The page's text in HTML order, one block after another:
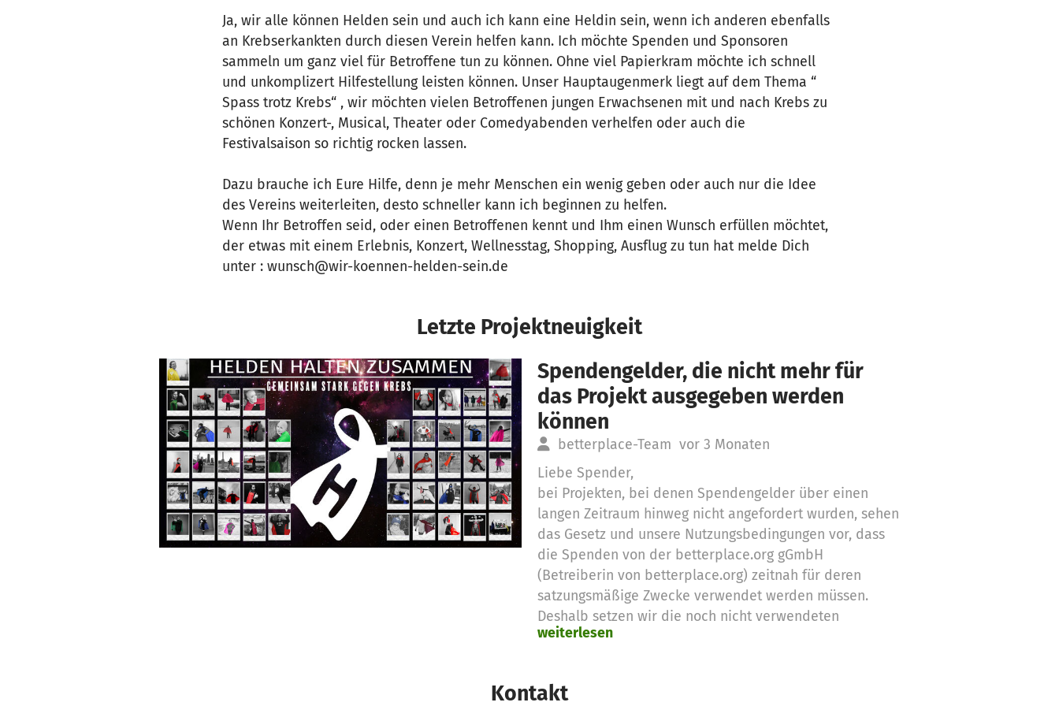
Ja, wir alle können Helden sein und auch ich kann eine Heldin sein, wenn ich anderen ebenfalls
an Krebserkankten durch diesen Verein helfen kann. Ich möchte Spenden und Sponsoren
sammeln um ganz viel für Betroffene tun zu können. Ohne viel Papierkram möchte ich schnell
und unkomplizert Hilfestellung leisten können. Unser Hauptaugenmerk liegt auf dem Thema “
Spass trotz Krebs“ , wir möchten vielen Betroffenen jungen Erwachsenen mit und nach Krebs zu
schönen Konzert-, Musical, Theater oder Comedyabenden verhelfen oder auch die
Festivalsaison so richtig rocken lassen.
Dazu brauche ich Eure Hilfe, denn je mehr Menschen ein wenig geben oder auch nur die Idee
des Vereins weiterleiten, desto schneller kann ich beginnen zu helfen.
Wenn Ihr Betroffen seid, oder einen Betroffenen kennt und Ihm einen Wunsch erfüllen möchtet,
der etwas mit einem Erlebnis, Konzert, Wellnesstag, Shopping, Ausflug zu tun hat melde Dich
unter : wunsch@wir-koennen-helden-sein.de
Letzte Projektneuigkeit
Spendengelder, die nicht mehr für
das Projekt ausgegeben werden
können
betterplace-Team vor 3 Monaten
Liebe Spender,
bei Projekten, bei denen Spendengelder über einen
langen Zeitraum hinweg nicht angefordert wurden, sehen
das Gesetz und unsere Nutzungsbedingungen vor, dass
die Spenden von der betterplace.org gGmbH
(Betreiberin von betterplace.org) zeitnah für deren
satzungsmäßige Zwecke verwendet werden müssen.
Deshalb setzen wir die noch nicht verwendeten
Spendengelder für diese Zwecke ein
weiterlesen
Kontakt